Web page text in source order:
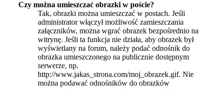
Czy można umieszczać obrazki w poście?
Tak, obrazki można umieszczać w postach. Jeśli
administrator włączył możliwość zamieszczania
załączników, można wgrać obrazek bezpośrednio na
witrynę. Jeśli ta funkcja nie działa, aby obrazek był
wyświetlany na forum, należy podać odnośnik do
obrazka umieszczonego na publicznie dostępnym
serwerze, np.
http://www.jakas_strona.com/moj_obrazek.gif. Nie
można podawać odnośników do obrazków